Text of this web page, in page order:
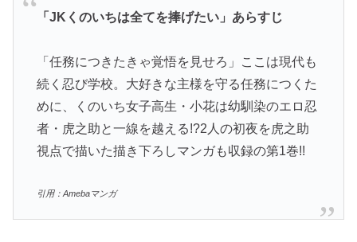
「JKくのいちは全てを捧げたい」あらすじ
「任務につきたきゃ覚悟を見せろ」ここは現代も
続く忍び学校。大好きな主様を守る任務につくた
めに、くのいち女子高生・小花は幼馴染のエロ忍
者・虎之助と一線を越える!?2人の初夜を虎之助
視点で描いた描き下ろしマンガも収録の第1巻!!
引用：Amebaマンガ